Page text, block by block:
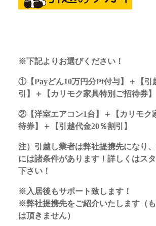
※下記よりお選びください！
①【Payどん10万円分Pt付与】＋【引
引】＋【カリモク家具特別ご招待券】
②【洋室エアコン1台】＋【カリモク
待券】＋【引越代金20％割引】
注）引越し業者は弊社提携先になり
には諸条件があります！詳しくはス
下さい！
※入居後もサポート致します！
※弊社提携先をご紹介いたします（
は頂きません）